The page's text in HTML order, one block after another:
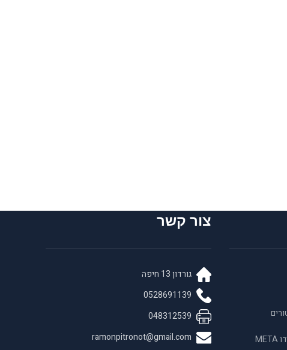
החברה המובילה בחומרים לאנדו META
צור קשר
גורדון 13 חיפה
0528691139
048312539
ramonpitronot@gmail.com